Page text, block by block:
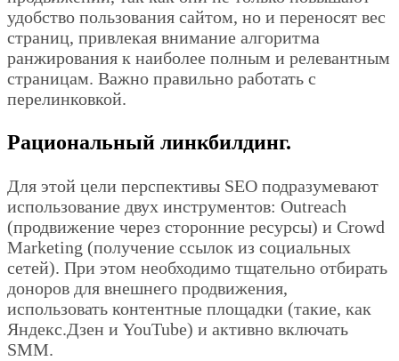
удобство пользования сайтом, но и переносят вес
страниц, привлекая внимание алгоритма
ранжирования к наиболее полным и релевантным
страницам. Важно правильно работать с
перелинковкой.
Рациональный линкбилдинг.
Для этой цели перспективы SEO подразумевают
использование двух инструментов: Outreach
(продвижение через сторонние ресурсы) и Crowd
Marketing (получение ссылок из социальных
сетей). При этом необходимо тщательно отбирать
доноров для внешнего продвижения,
использовать контентные площадки (такие, как
Яндекс.Дзен и YouTube) и активно включать
SMM.